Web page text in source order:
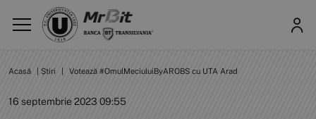
Acasă Știri Votează #OmulMeciuluiByAROBS cu UTA Arad
16 septembrie 2023 09:55